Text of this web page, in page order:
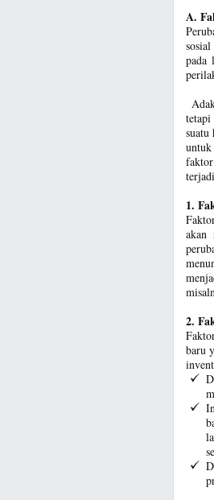
A.
pada
untuk
1.
akan
2.
baru